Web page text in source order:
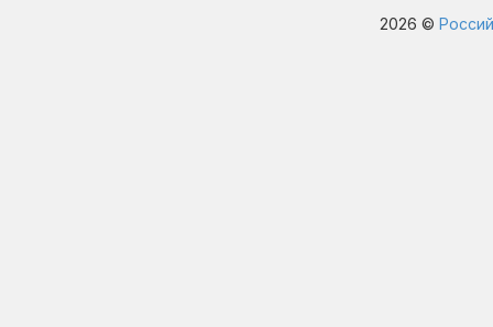
2026 ©